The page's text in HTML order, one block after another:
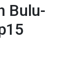
Bulu-